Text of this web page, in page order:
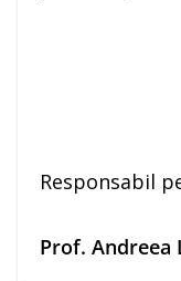
Responsabil
Prof. Andreea